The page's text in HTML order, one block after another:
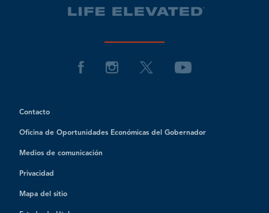
Contacto
Oficina de Oportunidades Económicas del Gobernador
Medios de comunicación
Privacidad
Mapa del sitio